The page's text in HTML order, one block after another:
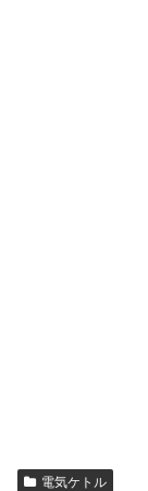
電気ケトル